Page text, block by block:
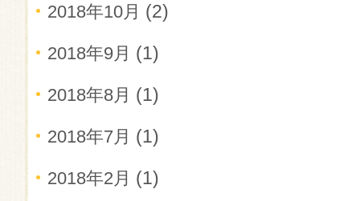
2018年10月 (2)
2018年9月 (1)
2018年8月 (1)
2018年7月 (1)
2018年2月 (1)